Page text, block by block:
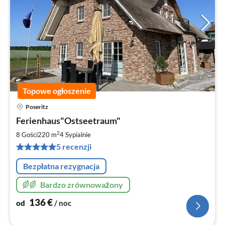
Topowe ogłoszenie
Poseritz
Ferienhaus"Ostseetraum"
8 Gości220 m24Sypialnie
5 recenzji
Bezpłatna rezygnacja
Bardzo zrównoważony
od 136€/ noc